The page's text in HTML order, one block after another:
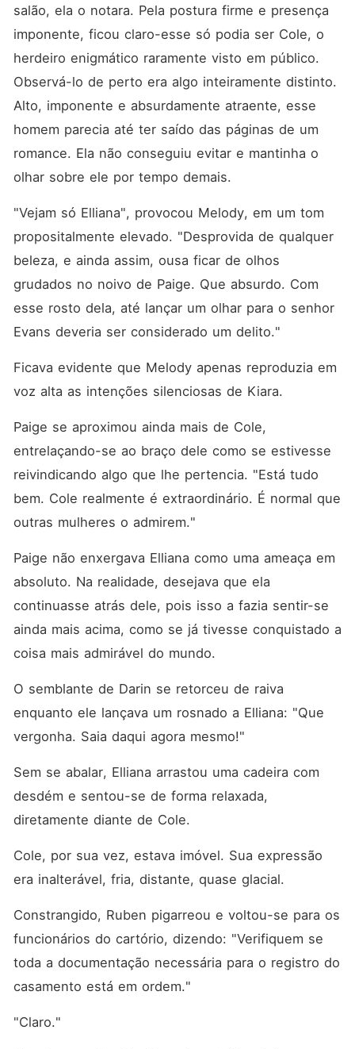
salão, ela o notara. Pela postura firme e presença
imponente, ficou claro-esse só podia ser Cole, o
herdeiro enigmático raramente visto em público.
Observá-lo de perto era algo inteiramente distinto.
Alto, imponente e absurdamente atraente, esse
homem parecia até ter saído das páginas de um
romance. Ela não conseguiu evitar e mantinha o
olhar sobre ele por tempo demais.
"Vejam só Elliana", provocou Melody, em um tom
propositalmente elevado. "Desprovida de qualquer
beleza, e ainda assim, ousa ficar de olhos
grudados no noivo de Paige. Que absurdo. Com
esse rosto dela, até lançar um olhar para o senhor
Evans deveria ser considerado um delito."
Ficava evidente que Melody apenas reproduzia em
voz alta as intenções silenciosas de Kiara.
Paige se aproximou ainda mais de Cole,
entrelaçando-se ao braço dele como se estivesse
reivindicando algo que lhe pertencia. "Está tudo
bem. Cole realmente é extraordinário. É normal que
outras mulheres o admirem."
Paige não enxergava Elliana como uma ameaça em
absoluto. Na realidade, desejava que ela
continuasse atrás dele, pois isso a fazia sentir-se
ainda mais acima, como se já tivesse conquistado a
coisa mais admirável do mundo.
O semblante de Darin se retorceu de raiva
enquanto ele lançava um rosnado a Elliana: "Que
vergonha. Saia daqui agora mesmo!"
Sem se abalar, Elliana arrastou uma cadeira com
desdém e sentou-se de forma relaxada,
diretamente diante de Cole.
Cole, por sua vez, estava imóvel. Sua expressão
era inalterável, fria, distante, quase glacial.
Constrangido, Ruben pigarreou e voltou-se para os
funcionários do cartório, dizendo: "Verifiquem se
toda a documentação necessária para o registro do
casamento está em ordem."
"Claro."